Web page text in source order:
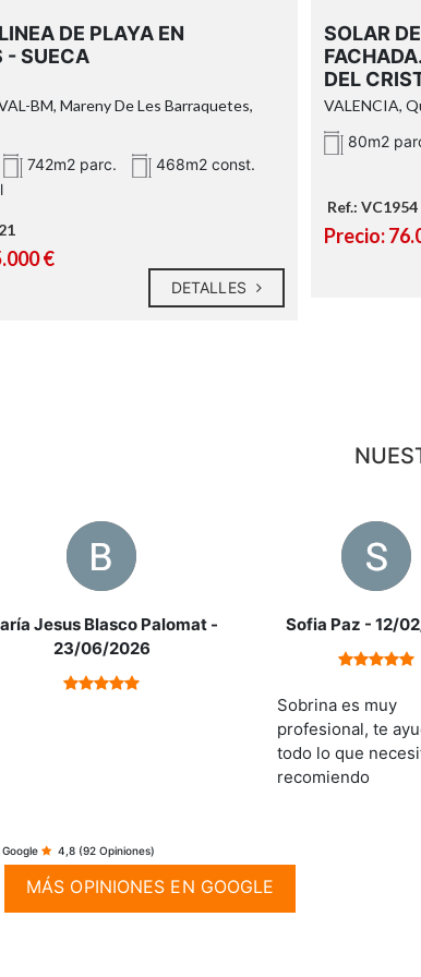
una vivienda verdaderamente única: un
baja, de 61 m², encontramos un espacio diáfano
DE PLAYA EN
- SUECA
BM, Mareny De Les Barraquetes,
742m2 parc.
468m2 const.
€
DETALLES
SOLAR
DEL
VALENCIA,
80m2
Ref.: VC1954
Precio:
Jesus Blasco Palomat -
23/06/2026
Sofia Paz - 12/
Sobrina es muy
profesional, te
todo lo que
recomiendo
Google 4,8 (92 Opiniones)
MÁS OPINIONES EN GOOGLE